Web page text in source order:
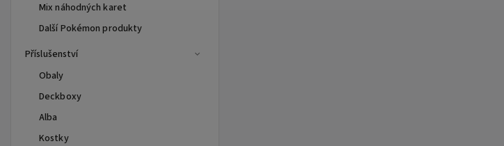
Mix náhodných karet
Další Pokémon produkty
Příslušenství
Obaly
Deckboxy
Alba
Kostky